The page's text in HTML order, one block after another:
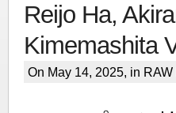
Reijo Ha,
Kimemashita
On May 14, 2025, in